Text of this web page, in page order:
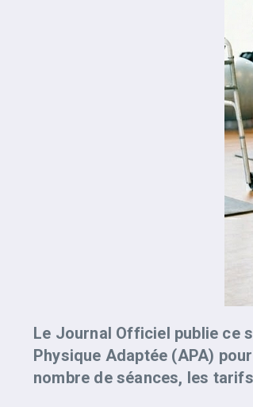
Le Journal Officiel publie ce
Physique Adaptée (APA)
nombre de séances, les